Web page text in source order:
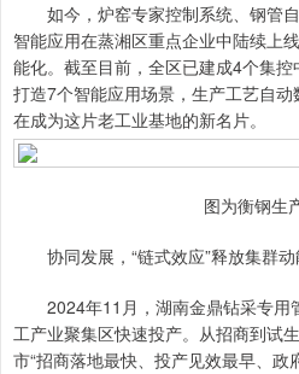
如今，炉窑专家控制系统、钢管
智能应用在蒸湘区重点企业中陆续上
能化。截至目前，全区已建成4个集控
打造7个智能应用场景，生产工艺自动
在成为这片老工业基地的新名片。
图为衡钢生
协同发展，“链式效应”释放集群动
2024年11月，湖南金鼎钻采专用
工产业聚集区快速投产。从招商到试
市“招商落地最快、投产见效最早、政